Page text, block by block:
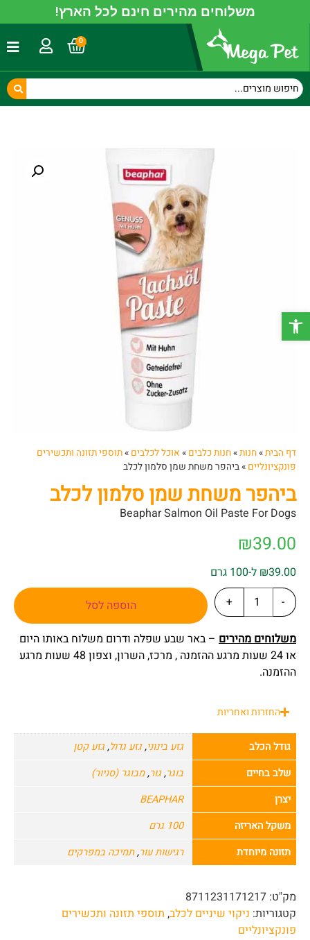
פתח סרגל נגישות
משלוחים מהירים חינם לכל הארץ!
0
דף הבית»חנות»חנות כלבים » אוכל לכלבים »תוספי תזונה ותכשירים
פונקציונליים »ביהפר משחת שמן סלמון לכלב
ביהפר משחת שמן סלמון לכלב
Beaphar Salmon Oil Paste For Dogs
₪39.00
₪39.00 ל-100 גרם
-
+
הוספה לסל
משלוחים מהירים – באר שבע שפלה ודרום משלוח באותו היום
או 24 שעות מרגע ההזמנה , מרכז, השרון, וצפון 48 שעות מרגע
ההזמנה.
החזרות ואחריות
גודל הכלב גזע בינוני,גזע גדול,גזע קטן
שלב בחיים
בוגר,גור,מבוגר (סניור)
יצרן
BEAPHAR
משקל האריזה
100 גרם
תזונה מיוחדת
רגישות עור,תמיכה במפרקים
מק"ט: 8711231171217
קטגוריות: ניקוי שיניים לכלב, תוספי תזונה ותכשירים
פונקציונליים